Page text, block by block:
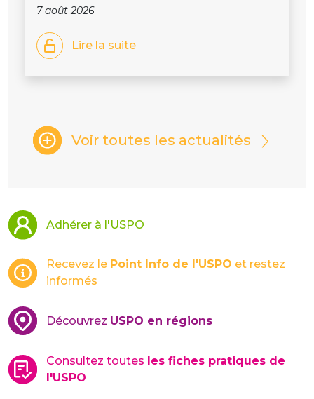
7 août 2026
Lire la suite
Voir toutes les actualités
Adhérer à l'USPO
Recevez le Point Info de l'USPO et restez
informés
Découvrez USPO en régions
Consultez toutes les fiches pratiques de
l'USPO